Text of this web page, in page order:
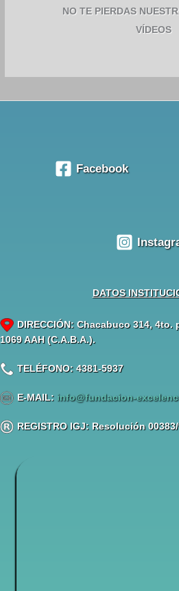
NO TE PIERDAS
VÍDEOS
Facebook
DATOS
DIRECCIÓN: Chacabuco 314,
1069 AAH (C.A.B.A.).
TELÉFONO: 4381-5937
E-MAIL: info@fundacion-
REGISTRO IGJ: Resolución